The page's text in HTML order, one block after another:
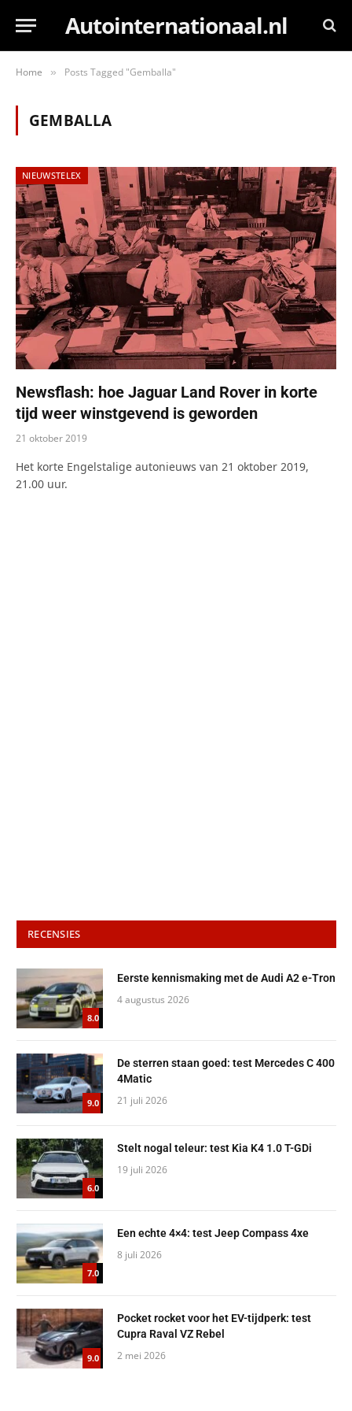
Autointernationaal.nl
Home » Posts Tagged "Gemballa"
GEMBALLA
NIEUWSTELEX
Newsflash: hoe Jaguar Land Rover in korte
tijd weer winstgevend is geworden
21 oktober 2019
Het korte Engelstalige autonieuws van 21 oktober 2019,
21.00 uur.
RECENSIES
8.0
Eerste kennismaking met de Audi A2 e-Tron
4 augustus 2026
9.0
De sterren staan goed: test Mercedes C 400
4Matic
21 juli 2026
6.0
Stelt nogal teleur: test Kia K4 1.0 T-GDi
19 juli 2026
7.0
Een echte 4×4: test Jeep Compass 4xe
8 juli 2026
9.0
Pocket rocket voor het EV-tijdperk: test
Cupra Raval VZ Rebel
2 mei 2026